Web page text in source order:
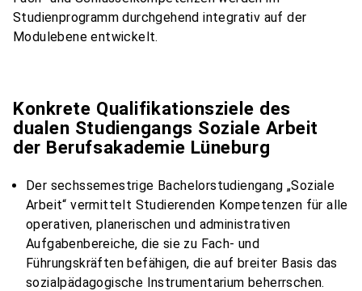
Studienprogramm durchgehend integrativ auf der
Modulebene entwickelt.
Konkrete Qualifikationsziele des
dualen Studiengangs Soziale Arbeit
der Berufsakademie Lüneburg
Der sechssemestrige Bachelorstudiengang „Soziale
Arbeit“ vermittelt Studierenden Kompetenzen für alle
operativen, planerischen und administrativen
Aufgabenbereiche, die sie zu Fach- und
Führungskräften befähigen, die auf breiter Basis das
sozialpädagogische Instrumentarium beherrschen.